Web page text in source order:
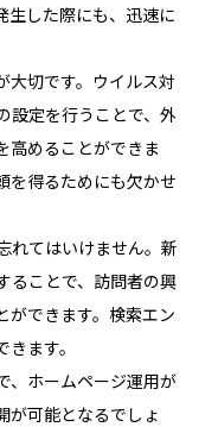
生した際にも、迅速に
大切です。ウイルス対
設定を行うことで、外
高めることができま
を得るためにも欠かせ
れてはいけません。新
ることで、訪問者の興
ができます。検索エン
ます。
、ホームページ運用が
が可能となるでしょ